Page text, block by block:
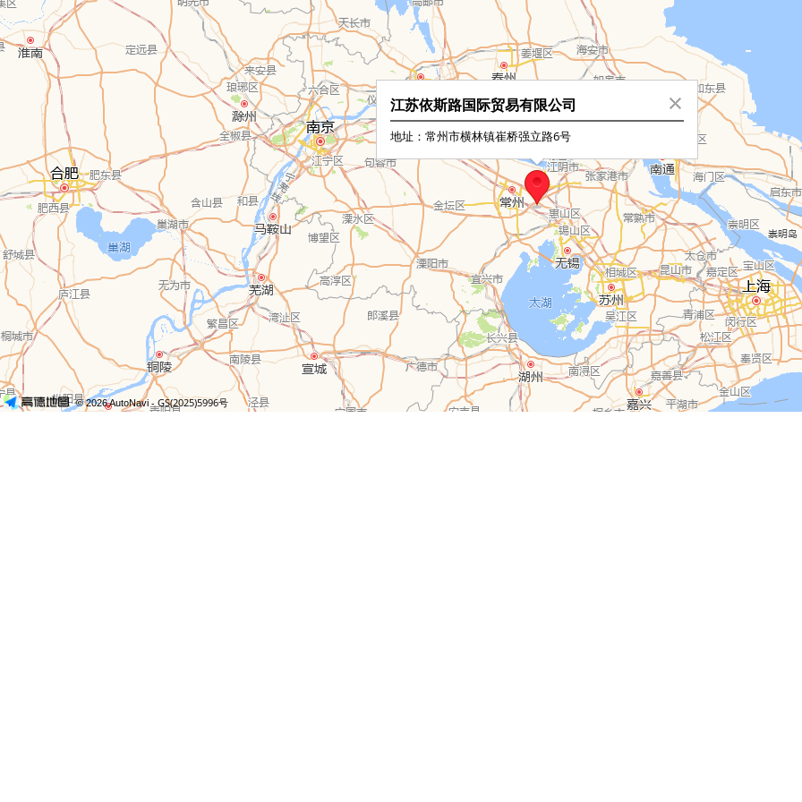
江苏依斯路国际贸易有限公司
地址：常州市横林镇崔桥强立路6号
© 2026 AutoNavi - GS(2025)5996号